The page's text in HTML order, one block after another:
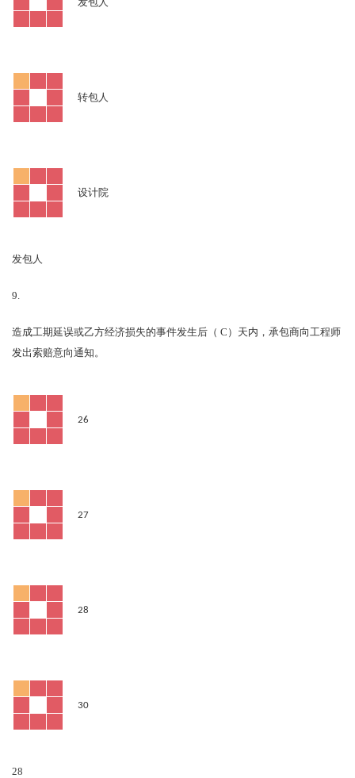
发包人
转包人
设计院
发包人
9.
造成工期延误或乙方经济损失的事件发生后（ C ）天内，承包商向工程师
发出索赔意向通知。
26
27
28
30
28